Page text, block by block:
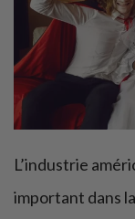
L’industrie
important dans